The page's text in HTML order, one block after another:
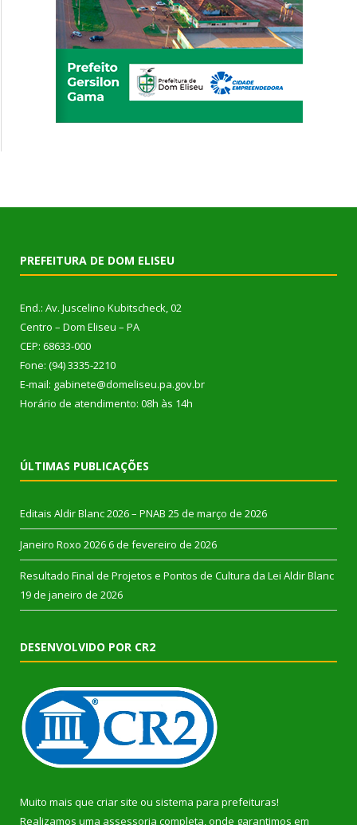
PREFEITURA DE DOM ELISEU
End.: Av. Juscelino Kubitscheck, 02
Centro – Dom Eliseu – PA
CEP: 68633-000
Fone: (94) 3335-2210
E-mail: gabinete@domeliseu.pa.gov.br
Horário de atendimento: 08h às 14h
ÚLTIMAS PUBLICAÇÕES
Editais Aldir Blanc 2026 – PNAB 25 de março de 2026
Janeiro Roxo 2026 6 de fevereiro de 2026
Resultado Final de Projetos e Pontos de Cultura da Lei Aldir Blanc
19 de janeiro de 2026
DESENVOLVIDO POR CR2
Muito mais que criar site ou sistema para prefeituras!
Realizamos uma assessoria completa, onde garantimos em